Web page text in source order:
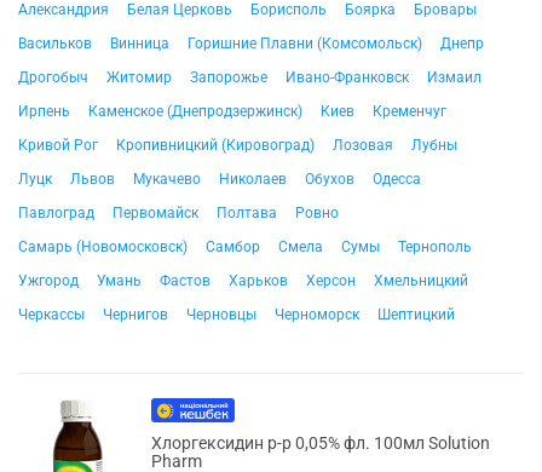
Александрия Белая Церковь Борисполь Боярка
Бровары
Васильков
Винница Горишние Плавни (Комсомольск)
Днепр
Дрогобыч
Житомир Запорожье Ивано-Франковск
Измаил
Ирпень
Каменское (Днепродзержинск) Киев
Кременчуг
Кривой Рог
Кропивницкий (Кировоград) Лозовая
Лубны
Луцк
Львов Мукачево Николаев Обухов
Одесса
Павлоград
Первомайск Полтава
Ровно
Самарь (Новомосковск)
Самбор Смела Сумы
Тернополь
Ужгород
Умань Фастов Харьков Херсон
Хмельницкий
Черкассы
Чернигов Черновцы Черноморск Шептицкий
Хлоргексидин р-р 0,05% фл. 100мл Solution
Pharm